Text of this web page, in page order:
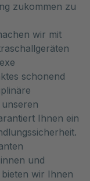
zukommen zu
wir mit
schonend
Ihnen ein
und
wir Ihnen